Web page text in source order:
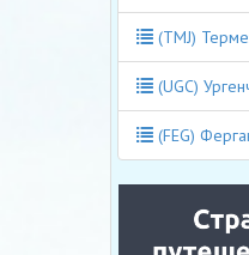
(TMJ)
(UGC)
(FEG)